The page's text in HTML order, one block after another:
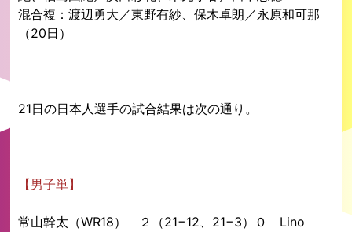
混合複：渡辺勇大／東野有紗、保木卓朗／永原和可那
（20日）
21日の日本人選手の試合結果は次の通り。
【男子単】
常山幹太（WR18） ２（21−12、21−3）０ Lino